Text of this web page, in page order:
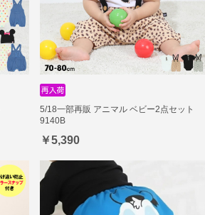
5/18一部再販 アニマル ベビー2点セット
9140B
￥5,390